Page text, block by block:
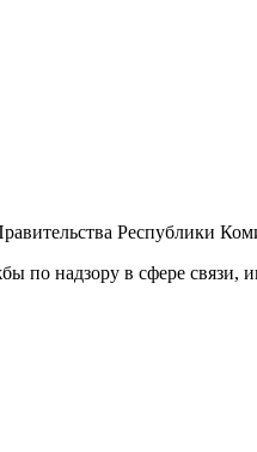
Республики
по надзору в сфере